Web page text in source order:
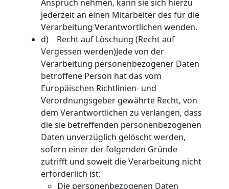
Anspruch nehmen, kann sie sich hierzu
jederzeit an einen Mitarbeiter des für die
Verarbeitung Verantwortlichen wenden.
d) Recht auf Löschung (Recht auf
Vergessen werden)Jede von der
Verarbeitung personenbezogener Daten
betroffene Person hat das vom
Europäischen Richtlinien- und
Verordnungsgeber gewährte Recht, von
dem Verantwortlichen zu verlangen, dass
die sie betreffenden personenbezogenen
Daten unverzüglich gelöscht werden,
sofern einer der folgenden Gründe
zutrifft und soweit die Verarbeitung nicht
erforderlich ist:
Die personenbezogenen Daten